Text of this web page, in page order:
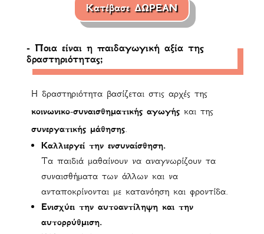
Κατέβασε ΔΩΡΕΑΝ
- Ποια είναι η παιδαγωγική αξία της
δραστηριότητας;
Η δραστηριότητα βασίζεται στις αρχές της
κοινωνικο-συναισθηματικής αγωγήςκαι της
συνεργατικής μάθησης.
Καλλιεργεί την ενσυναίσθηση.
Τα παιδιά μαθαίνουν να αναγνωρίζουν τα
συναισθήματα των άλλων και να
ανταποκρίνονται με κατανόηση και φροντίδα.
Ενισχύει την αυτοαντίληψη και την
αυτορρύθμιση.